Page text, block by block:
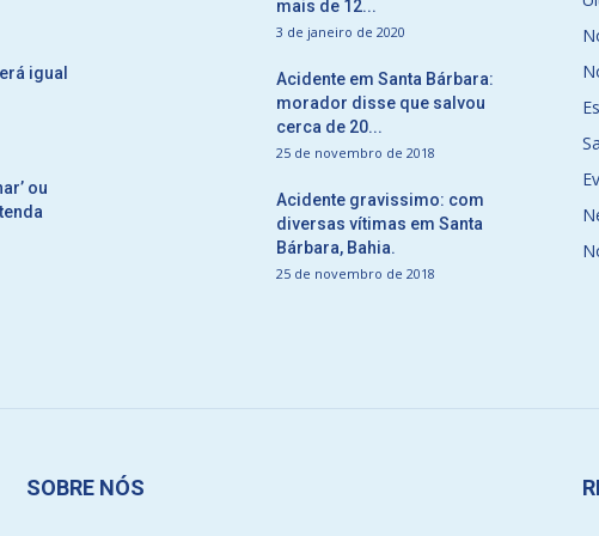
igual
ou
mais de 12...
3 de janeiro de 2020
Acidente em Santa Bárbara:
morador disse que salvou
cerca de 20...
25 de novembro de 2018
Acidente gravissimo: com
diversas vítimas em Santa
Bárbara, Bahia.
25 de novembro de 2018
SOBRE NÓS